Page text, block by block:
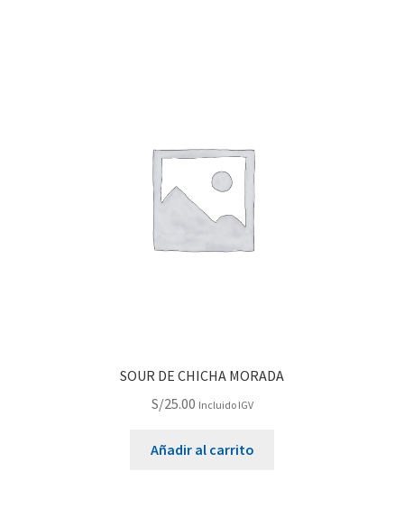
SOUR DE CHICHA MORADA
S/25.00 Incluido IGV
Añadir al carrito